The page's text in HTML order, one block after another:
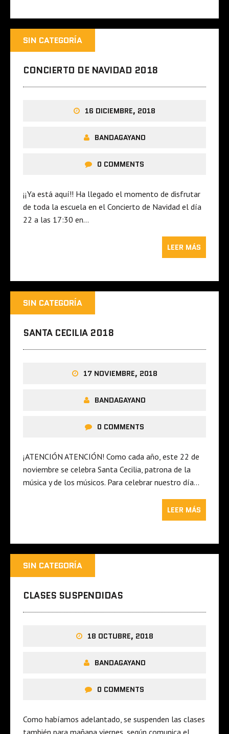
SIN CATEGORÍA
CONCIERTO DE NAVIDAD 2018
16 DICIEMBRE, 2018
BANDAGAYANO
0 COMMENTS
¡¡Ya está aquí!! Ha llegado el momento de disfrutar
de toda la escuela en el Concierto de Navidad el día
22 a las 17:30 en…
LEER MÁS
SIN CATEGORÍA
SANTA CECILIA 2018
17 NOVIEMBRE, 2018
BANDAGAYANO
0 COMMENTS
¡ATENCIÓN ATENCIÓN! Como cada año, este 22 de
noviembre se celebra Santa Cecilia, patrona de la
música y de los músicos. Para celebrar nuestro día…
LEER MÁS
SIN CATEGORÍA
CLASES SUSPENDIDAS
18 OCTUBRE, 2018
BANDAGAYANO
0 COMMENTS
Como habíamos adelantado, se suspenden las clases
también para mañana viernes, según comunica el